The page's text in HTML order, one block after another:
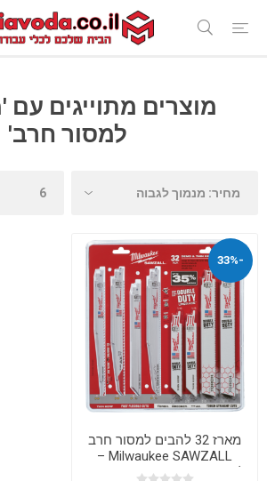
מוצרים מתוייגים עם
למסור חרב'
-33%
מארז 32 להבים למסור חרב
Milwaukee SAWZALL –
לעבודה מקצועית בעץ ומתכת